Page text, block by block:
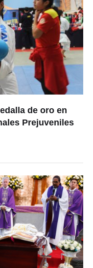
de oro en
Prejuveniles